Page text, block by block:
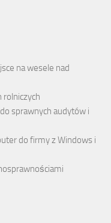
na wesele nad
rolniczych
sprawnych audytów i
do firmy z Windows i